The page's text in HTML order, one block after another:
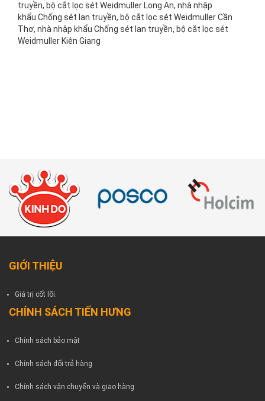
truyền, bộ cắt lọc sét Weidmuller Long An, nhà nhập
khẩu Chống sét lan truyền, bộ cắt lọc sét Weidmuller Cần
Thơ, nhà nhập khẩu Chống sét lan truyền, bộ cắt lọc sét
Weidmuller Kiên Giang
GIỚI THIỆU
Giá trị cốt lõi.
CHÍNH SÁCH TIẾN HƯNG
Chính sách bảo mật
Chính sách đổi trả hàng
Chính sách vận chuyển và giao hàng